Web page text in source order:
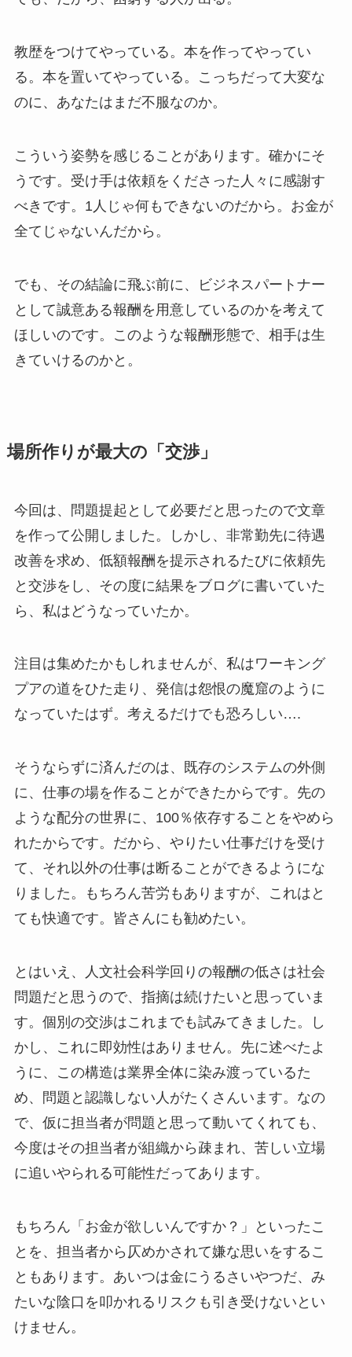
教歴をつけてやっている。本を作ってやってい
る。本を置いてやっている。こっちだって大変な
のに、あなたはまだ不服なのか。
こういう姿勢を感じることがあります。確かにそ
うです。受け手は依頼をくださった人々に感謝す
べきです。1人じゃ何もできないのだから。お金が
全てじゃないんだから。
でも、その結論に飛ぶ前に、ビジネスパートナー
として誠意ある報酬を用意しているのかを考えて
ほしいのです。このような報酬形態で、相手は生
きていけるのかと。
場所作りが最大の「交渉」
今回は、問題提起として必要だと思ったので文章
を作って公開しました。しかし、非常勤先に待遇
改善を求め、低額報酬を提示されるたびに依頼先
と交渉をし、その度に結果をブログに書いていた
ら、私はどうなっていたか。
注目は集めたかもしれませんが、私はワーキング
プアの道をひた走り、発信は怨恨の魔窟のように
なっていたはず。考えるだけでも恐ろしい….
そうならずに済んだのは、既存のシステムの外側
に、仕事の場を作ることができたからです。先の
ような配分の世界に、100％依存することをやめら
れたからです。だから、やりたい仕事だけを受け
て、それ以外の仕事は断ることができるようにな
りました。もちろん苦労もありますが、これはと
ても快適です。皆さんにも勧めたい。
とはいえ、人文社会科学回りの報酬の低さは社会
問題だと思うので、指摘は続けたいと思っていま
す。個別の交渉はこれまでも試みてきました。し
かし、これに即効性はありません。先に述べたよ
うに、この構造は業界全体に染み渡っているた
め、問題と認識しない人がたくさんいます。なの
で、仮に担当者が問題と思って動いてくれても、
今度はその担当者が組織から疎まれ、苦しい立場
に追いやられる可能性だってあります。
もちろん「お金が欲しいんですか？」といったこ
とを、担当者から仄めかされて嫌な思いをするこ
ともあります。あいつは金にうるさいやつだ、み
たいな陰口を叩かれるリスクも引き受けないとい
けません。